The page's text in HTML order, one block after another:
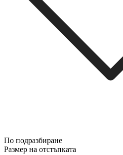
По подразбиране
Размер на отстъпката